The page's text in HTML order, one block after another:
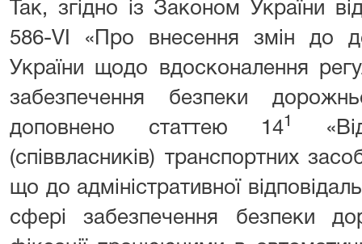
Так, згідно із Законом України
586-VI «Про внесення змін до
України щодо вдосконалення
забезпечення безпеки
доповнено статтею 141
(співвласників) транспортних
що до адміністративної
сфері забезпечення безпеки